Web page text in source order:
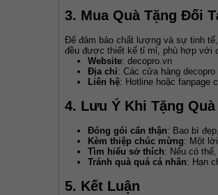
3. Mua Quà Tặng Đối
Để đảm bảo chất lượng và sự tinh
đều được thiết kế tỉ mỉ, phù hợp với
Website: decopro.vn
Địa chỉ: Các cửa hàng decopro
Liên hệ: Hotline hoặc fanpage
4. Lưu Ý Khi Tặng
Đóng gói cẩn thận: Bao bì
Kèm thiệp chúc mừng: Một
Tìm hiểu sở thích: Nếu có
Tránh quà quá cá nhân: Hạn
5. Kết Luận